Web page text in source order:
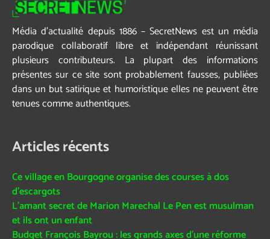
Média d’actualité depuis 1886 – SecretNews est un média
parodique collaboratif libre et indépendant réunissant
plusieurs contributeurs. La plupart des informations
présentes sur ce site sont probablement fausses, publiées
dans un but satirique et humoristique elles ne peuvent être
tenues comme authentiques.
Articles récents
Ce village en Bourgogne organise des courses à dos
d’escargots
L’amant secret de Marion Marechal Le Pen est musulman
et ils ont un enfant
Budget François Bayrou : les grands axes d’une réforme